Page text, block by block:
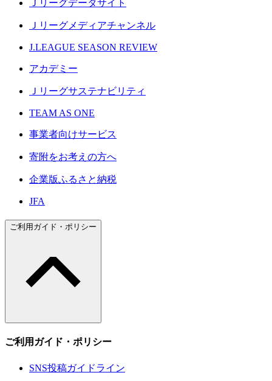
Ｊリーグデータサイト
Ｊリーグメディアチャンネル
J.LEAGUE SEASON REVIEW
アカデミー
Ｊリーグサステナビリティ
TEAM AS ONE
事業者向けサービス
寄附をお考えの方へ
企業版ふるさと納税
JFA
ご利用ガイド・ポリシー
ご利用ガイド・ポリシー
SNS投稿ガイドライン